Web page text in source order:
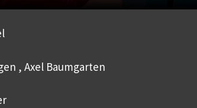
, Axel Baumgarten